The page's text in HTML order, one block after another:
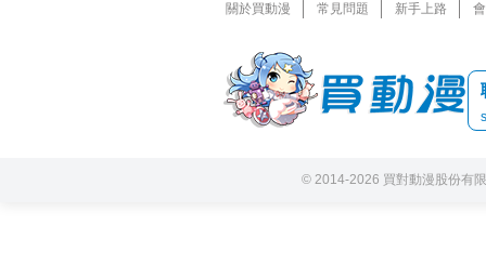
關於買動漫 常見問題 新手上路
© 2014-2026 買對動漫股份有